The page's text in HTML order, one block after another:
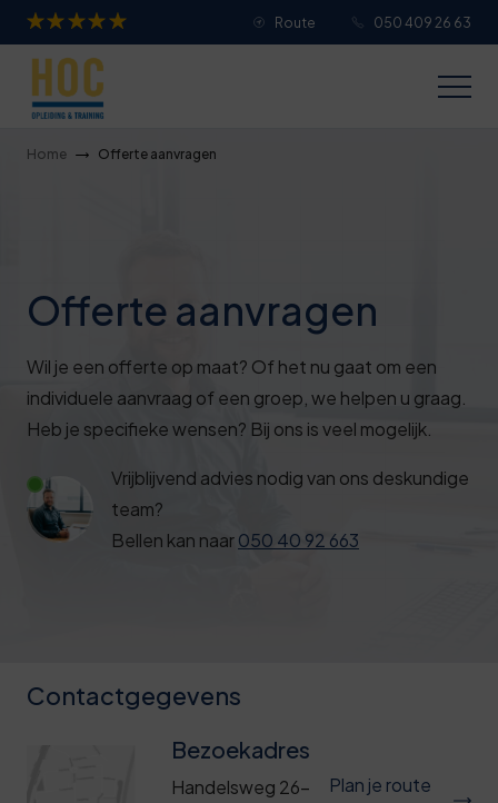
Route 050 409 26 63
Home Offerte aanvragen
Offerte aanvragen
Wil je een offerte op maat? Of het nu gaat om een
individuele aanvraag of een groep, we helpen u graag.
Heb je specifieke wensen? Bij ons is veel mogelijk.
Vrijblijvend advies nodig van ons deskundige
team?
Bellen kan naar050 40 92 663
Contactgegevens
Bezoekadres
Handelsweg 26-
Plan je route
Je overall waardering
Titel van je beoordeling
Je naam
Jouw e-mailadres
Deze review is gebaseerd op mijn eigen
ervaring.